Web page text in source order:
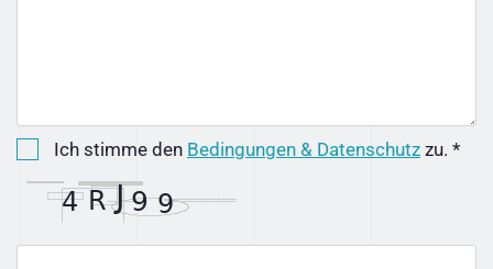
Ich stimme den Bedingungen & Datenschutz zu. *